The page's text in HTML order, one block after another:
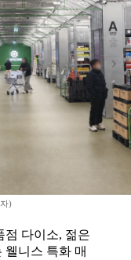
)
점 다이소, 젊은
웰니스 특화 매